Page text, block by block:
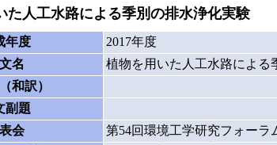
人工水路による季別の排水浄化実験
年度
2017年度
名
植物を用いた人工水路による
和訳）
副題
会
第54回環境工学研究フォーラ